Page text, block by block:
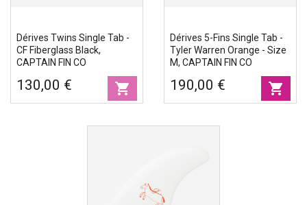
Dérives Twins Single Tab -
CF Fiberglass Black,
CAPTAIN FIN CO
130,00 € shopping_cart
Dérives 5-Fins Single Tab -
Tyler Warren Orange - Size
M, CAPTAIN FIN CO
190,00 € shopping_cart